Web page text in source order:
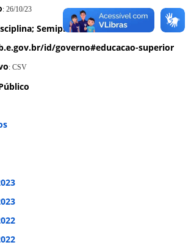
: 26/10/23
Semipresencial
id/governo#educacao-superior
: CSV